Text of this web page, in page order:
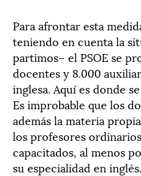
Para afrontar esta
teniendo en cuenta la
partimos– el PSOE se
docentes y 8.000
inglesa. Aquí es donde
Es improbable que los
además la materia
los profesores
capacitados, al menos
su especialidad en inglés.